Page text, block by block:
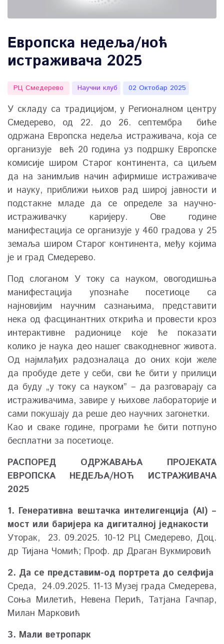
Европска недеља/ноћ
истраживача 2025
РЦ Смедерево Научни клуб 02 Октобар 2025
У складу са традицијом, у Регионалном центру
Смедерево, од 22. до 26. септембра биће
одржана Европска недеља истраживача, која се
организује већ 20 година уз подршку Европске
комисије широм Старог континента, са циљем
да на занимљив начин афирмише истраживаче
и науку, приближи њихов рад широј јавности и
подстакне младе да се определе за научно-
истраживачку каријеру. Ове године
манифестација се организује у 460 градова у 25
земаља широм Старог континента, међу којима
је и град Смедерево.
Под слоганом У току са науком, овогодишња
манифестација упознаће посетиоце са
најновијим научним сазнањима, представити
нека од фасцинантних открића и провести кроз
интерактивне радионице које ће показати
колико је наука део нашег свакодневног живота.
Од најмлађих радозналаца до оних који желе
да пробуде дете у себи, сви ће бити у прилици
да буду „у току са науком” – да разговарају са
истраживачима, завире у њихове лабораторије и
сами покушају да реше део научних загонетки.
Као и сваке године, програми ће бити потпуно
бесплатни за посетиоце.
РАСПОРЕД ОДРЖАВАЊА ПРОЈЕКАТА
ЕВРОПСКА НЕДЕЉА/НОЋ ИСТРАЖИВАЧА
2025
1. Генеративна вештачка интелигенција (AI) –
мост или баријера ка дигиталној једнакости
Уторак, 23. 09.2025. 10-12 РЦ Смедерево, Доц.
др Тијана Чомић; Проф. др Драган Вукмировић
2. Да се представим-од портрета до селфија
Среда, 24.09.2025. 11-13 Музеј града Смедерева,
Соња Милетић, Невена Перић, Татјана Гачпар,
Милан Марковић
3. Мали ветропарк